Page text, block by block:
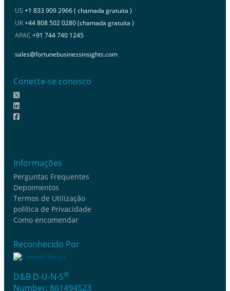
US +1 833 909 2966 ( chamada gratuita )
UK+44 808 502 0280 (chamada gratuita )
APAC +91 744 740 1245
sales@fortunebusinessinsights.com
Conecte-se conosco
Informações
Perguntas Frequentes
Depoimentos
Termos de Utilização
política de Privacidade
Como encomendar
Reconhecido Por
D&B D-U-N-S®
Number: 861494523